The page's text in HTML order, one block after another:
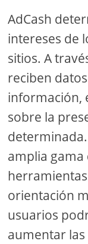
AdCash
intereses de
sitios. A
reciben
información,
sobre la
amplia gama
orientación
usuarios
aumentar las